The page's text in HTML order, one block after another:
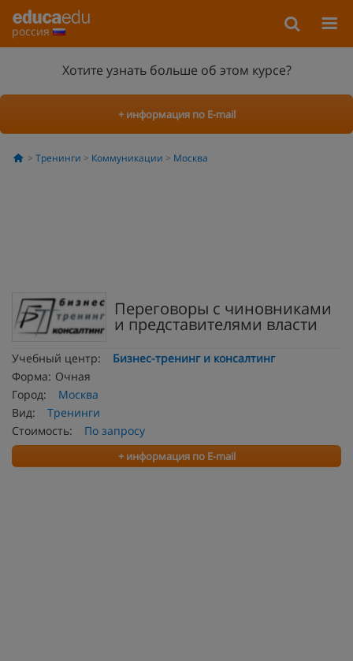
россия
Хотите узнать больше об этом курсе?
+ информация по E-mail
Тренинги Коммуникации Москва
Переговоры с чиновниками
и представителями власти
Учебный центр:
Бизнес-тренинг и консалтинг
Форма: Очная
Город:
Москва
Вид:
Тренинги
Стоимость:
По запросу
+ информация по E-mail